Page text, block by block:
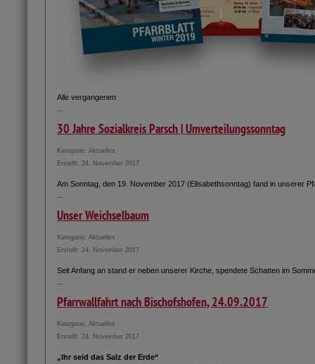
Alle vergangenen
30 Jahre Sozialkreis Parsch | Umverteilungssonntag
Kategorie: Aktuelles
Erstellt: 24. November 2017
Am Sonntag, den 19. November 2017 (Elisabethsonntag) fand in unserer
Unser Weichselbaum
Kategorie: Aktuelles
Erstellt: 24. November 2017
Seit Anfang an stand er neben unserer Kirche, spendete Schatten im
Pfarrwallfahrt nach Bischofshofen, 24.09.2017
Kategorie: Aktuelles
Erstellt: 24. November 2017
„Ihr seid das Salz der Erde“